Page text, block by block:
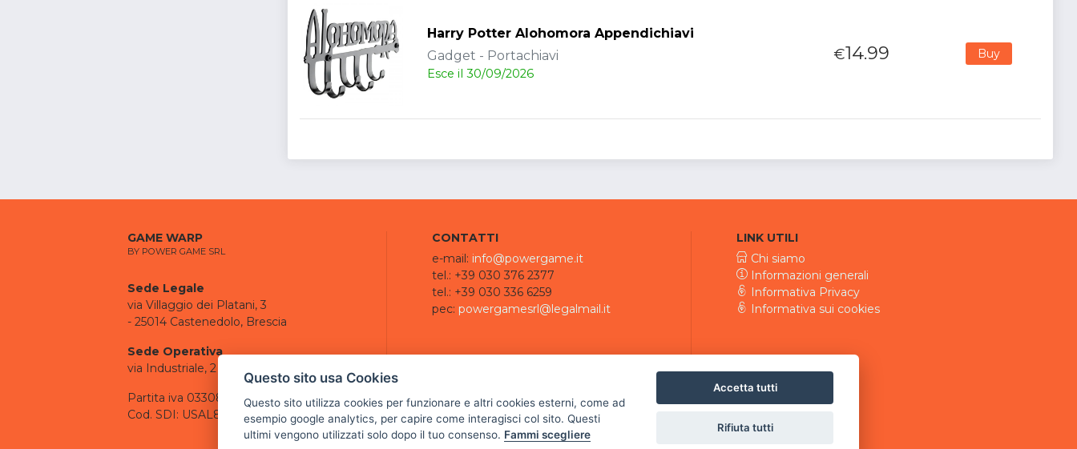
Harry Potter Alohomora Appendichiavi
Gadget - Portachiavi
Esce il 30/09/2026
€14.99 Buy
GAME WARP
BY POWER GAME SRL
Sede Legale
via Villaggio dei Platani, 3
- 25014 Castenedolo, Brescia
Sede Operativa
via Industriale, 2 - 25082 Botticino, BS
Partita iva 03308130982
Cod. SDI: USAL8PV
CONTATTI
e-mail: info@powergame.it
tel.: +39 030 376 2377
tel.: +39 030 336 6259
pec: powergamesrl@legalmail.it
LINK UTILI
Chi siamo
Informazioni generali
Informativa Privacy
Informativa sui cookies
Questo sito usa Cookies
Questo sito utilizza cookies per funzionare e altri cookies esterni, come ad
esempio google analytics, per capire come interagisci col sito. Questi
ultimi vengono utilizzati solo dopo il tuo consenso. Fammi scegliere
Accetta tutti
Rifiuta tutti